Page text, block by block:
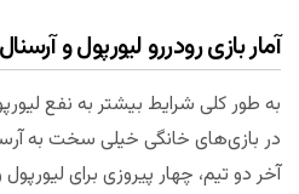
آمار بازی رودررو لیورپول و آرسنال
به طور کلی شرایط بیشتر به نفع
در بازی‌های خانگی خیلی سخت به
آخر دو تیم، چهار پیروزی برای